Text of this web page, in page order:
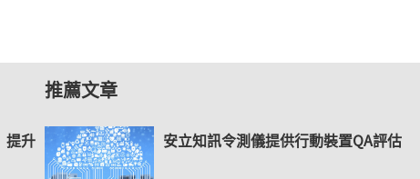
提升
推薦文章
安立知訊令測儀提供行動裝置QA評估